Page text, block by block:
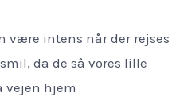
være intens når der rejses
da de så vores lille
vejen hjem